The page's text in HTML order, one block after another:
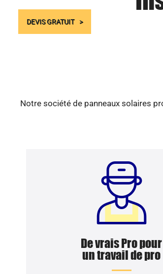
DEVIS GRATUIT
Notre société de panneaux solaires
De vrais Pro pour
un travail de pro